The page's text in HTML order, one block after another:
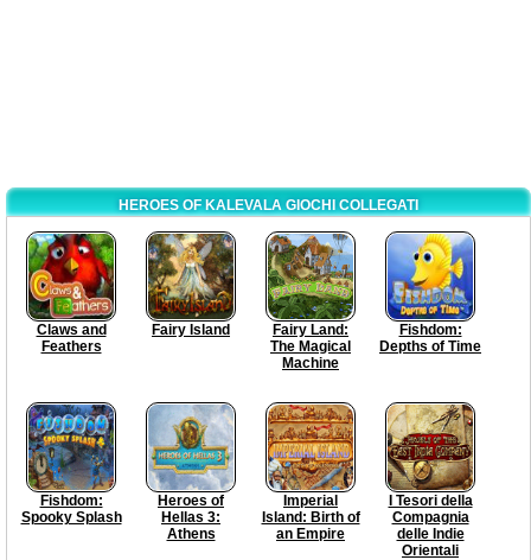
HEROES OF KALEVALA GIOCHI COLLEGATI
Claws and
Feathers
Fairy Island
Fairy Land:
The Magical
Machine
Fishdom:
Depths of Time
Fishdom:
Spooky Splash
Heroes of
Hellas 3:
Athens
Imperial
Island: Birth of
an Empire
I Tesori della
Compagnia
delle Indie
Orientali